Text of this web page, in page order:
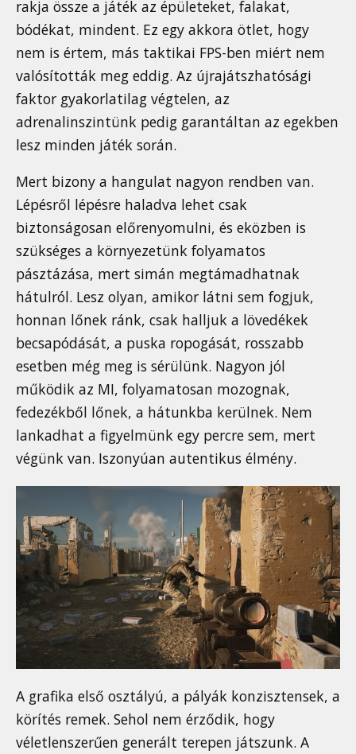
rakja össze a játék az épületeket, falakat,
bódékat, mindent. Ez egy akkora ötlet, hogy
nem is értem, más taktikai FPS-ben miért nem
valósították meg eddig. Az újrajátszhatósági
faktor gyakorlatilag végtelen, az
adrenalinszintünk pedig garantáltan az egekben
lesz minden játék során.
Mert bizony a hangulat nagyon rendben van.
Lépésről lépésre haladva lehet csak
biztonságosan előrenyomulni, és eközben is
szükséges a környezetünk folyamatos
pásztázása, mert simán megtámadhatnak
hátulról. Lesz olyan, amikor látni sem fogjuk,
honnan lőnek ránk, csak halljuk a lövedékek
becsapódását, a puska ropogását, rosszabb
esetben még meg is sérülünk. Nagyon jól
működik az MI, folyamatosan mozognak,
fedezékből lőnek, a hátunkba kerülnek. Nem
lankadhat a figyelmünk egy percre sem, mert
végünk van. Iszonyúan autentikus élmény.
A grafika első osztályú, a pályák konzisztensek, a
körítés remek. Sehol nem érződik, hogy
véletlenszerűen generált terepen játszunk. A